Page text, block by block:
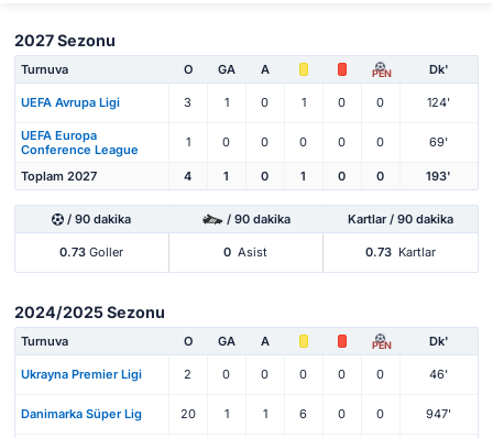
2027 Sezonu
Turnuva O GA A PEN Dk'
UEFA Avrupa Ligi 3 1 0 1 0 0 124'
UEFA Europa
Conference League
1 0 0 0 0 0 69'
Toplam 2027 4 1 0 1 0 0 193'
/ 90 dakika / 90 dakika Kartlar / 90 dakika
0.73 Goller 0 Asist 0.73 Kartlar
2024/2025 Sezonu
Turnuva O GA A PEN Dk'
Ukrayna Premier Ligi 2 0 0 0 0 0 46'
Danimarka Süper Lig 20 1 1 6 0 0 947'